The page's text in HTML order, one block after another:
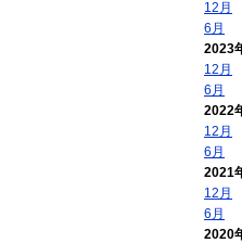
12月
6月
2023
12月
6月
2022
12月
6月
2021
12月
6月
2020